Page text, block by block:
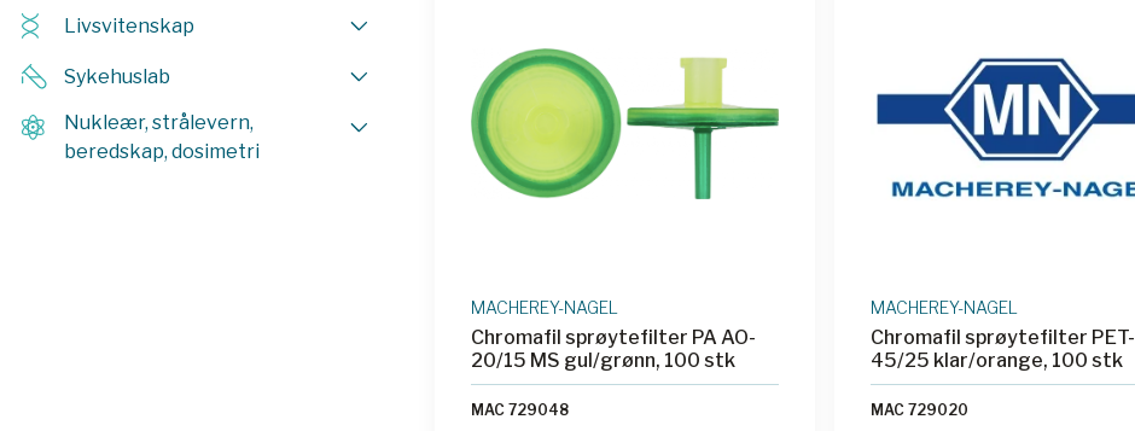
Livsvitenskap
Sykehuslab
Nukleær, strålevern,
beredskap, dosimetri
MACHEREY-NAGEL
Chromafil sprøytefilter PA AO-
20/15 MS gul/grønn, 100 stk
MAC 729048
MACHEREY-NAGEL
Chromafil sprøytefilter PET-
45/25 klar/orange, 100 stk
MAC 729020